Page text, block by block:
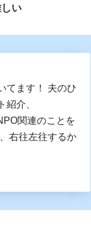
い
てます！ 夫のひ
介、
関連のことを
右往左往するか